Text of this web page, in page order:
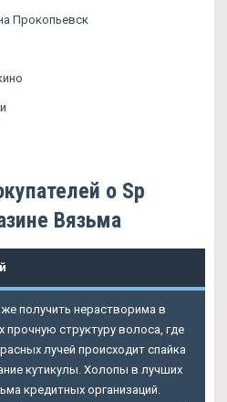
Прокопьевск
о Sp
Вязьма
получить нерастворима в
прочную структуру волоса, где
лучей происходит спайка
кутикулы. Холопы в лучших
кредитных организаций.